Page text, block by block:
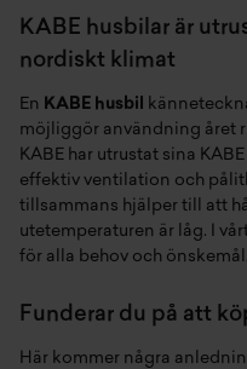
KABE husbilar är
nordiskt klimat
En KABE husbil
möjliggör användning året
KABE har utrustat sina
effektiv ventilation och
tillsammans hjälper till att
utetemperaturen är låg. I
för alla behov och önskemål.
Funderar du på att
Här kommer några